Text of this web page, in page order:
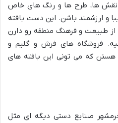
نقش ها، طرح ها و رنگ های خاص
و ارزشمند باشن. این دست بافته
از طبیعت و فرهنگ منطقه رو دارن
فروشگاه های فرش و گلیم و
هستن که می تونی این بافته های
صنایع دستی دیگه ای مثل